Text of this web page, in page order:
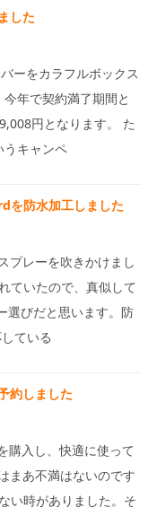
した
ーをカラフルボックス
年で契約満了期間と
円となります。 た
うキャンペ
防水加工しました
プレーを吹きかけまし
ていたので、真似して
選びだと思います。防
ている
約しました
購入し、快適に使って
まあ不満はないのです
い時がありました。そ